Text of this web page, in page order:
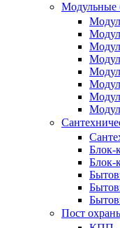
Модульные
Блок-
Блок-
Пост